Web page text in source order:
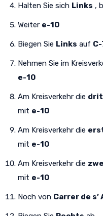
Halten Sie sich Links ,
Weiter e-10
Biegen Sie Links auf
Nehmen Sie im
e-10
Am Kreisverkehr die
mit e-10
Am Kreisverkehr die
mit e-10
Am Kreisverkehr die
mit e-10
Noch von Carrer de